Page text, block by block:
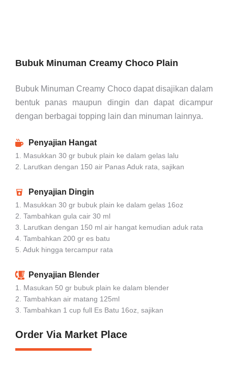
Bubuk Minuman Creamy Choco Plain
Bubuk Minuman Creamy Choco dapat disajikan dalam
bentuk panas maupun dingin dan dapat dicampur
dengan berbagai topping lain dan minuman lainnya.
Penyajian Hangat
1. Masukkan 30 gr bubuk plain ke dalam gelas lalu
2. Larutkan dengan 150 air Panas Aduk rata, sajikan
Penyajian Dingin
1. Masukkan 30 gr bubuk plain ke dalam gelas 16oz
2. Tambahkan gula cair 30 ml
3. Larutkan dengan 150 ml air hangat kemudian aduk rata
4. Tambahkan 200 gr es batu
5. Aduk hingga tercampur rata
Penyajian Blender
1. Masukan 50 gr bubuk plain ke dalam blender
2. Tambahkan air matang 125ml
3. Tambahkan 1 cup full Es Batu 16oz, sajikan
Order Via Market Place